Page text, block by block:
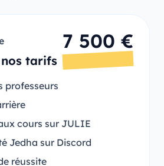
7 500 €
tarifs
professeurs
cours sur JULIE
Jedha sur Discord
réussite